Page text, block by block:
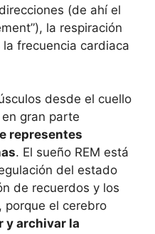
(de ahí el
la respiración
frecuencia cardiaca
desde el cuello
gran parte
representes
. El sueño REM está
del estado
de recuerdos y los
porque el cerebro
y archivar la